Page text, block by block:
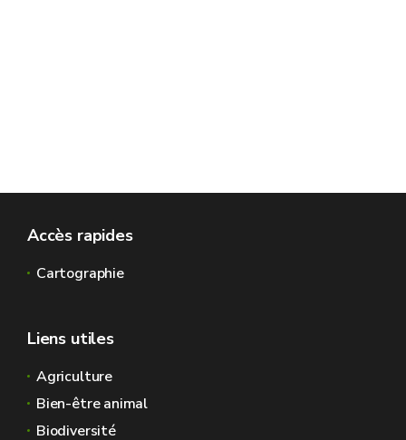
Accès rapides
Cartographie
Liens utiles
Agriculture
Bien-être animal
Biodiversité